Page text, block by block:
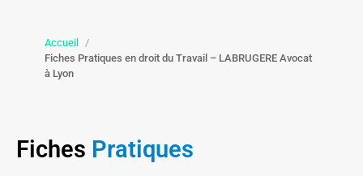
Accueil
/
Fiches Pratiques en droit du Travail – LABRUGERE Avocat
à Lyon
Fiches Pratiques